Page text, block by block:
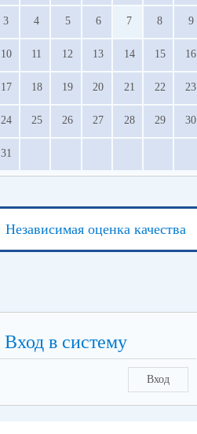
3 4 5 6 7 8 9
10 11 12 13 14 15 16
17 18 19 20 21 22 23
24 25 26 27 28 29 30
31
Независимая оценка качества
Вход в систему
Вход